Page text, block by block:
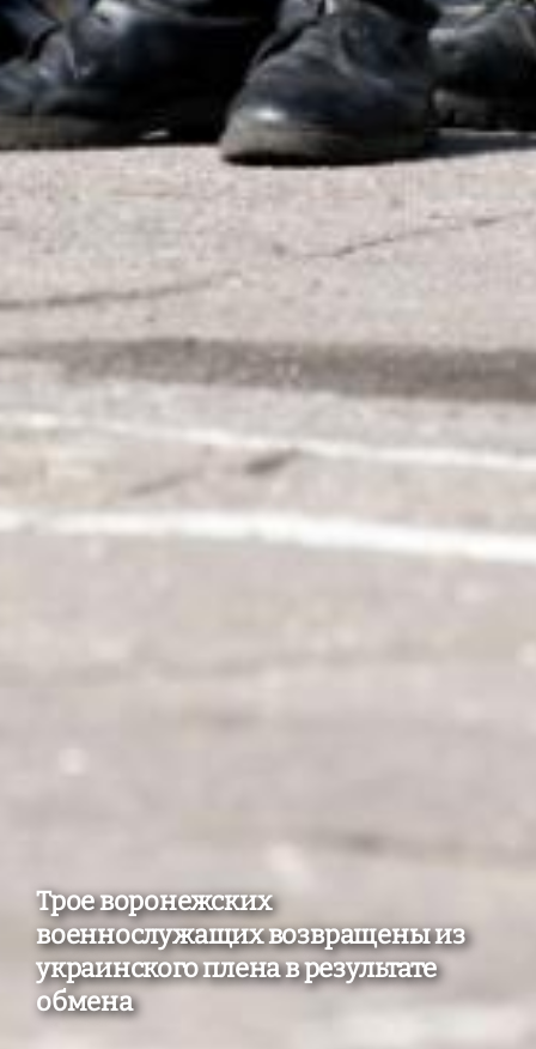
Трое воронежских
военнослужащих возвращены из
украинского плена в результате
обмена